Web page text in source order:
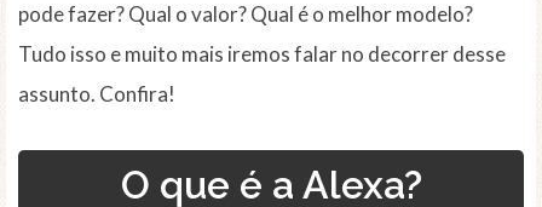
pode fazer? Qual o valor? Qual é o melhor modelo?
Tudo isso e muito mais iremos falar no decorrer desse
assunto. Confira!
O que é a Alexa?